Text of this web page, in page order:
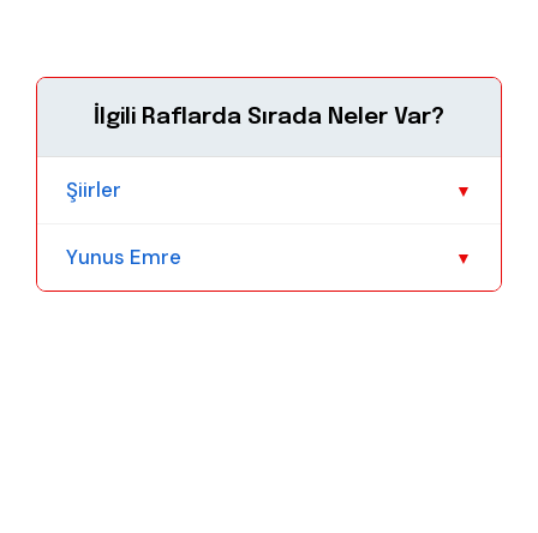
İlgili Raflarda Sırada Neler Var?
Şiirler ▼
Yunus Emre ▼